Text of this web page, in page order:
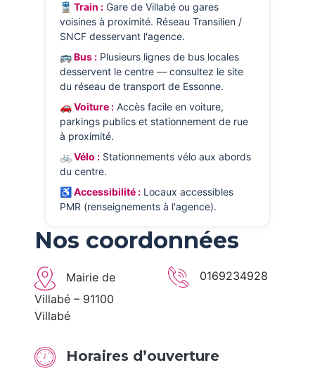
🚆 Train :Gare de Villabé ou gares
voisines à proximité. Réseau Transilien /
SNCF desservant l'agence.
🚌 Bus :Plusieurs lignes de bus locales
desservent le centre — consultez le site
du réseau de transport de Essonne.
🚗 Voiture :Accès facile en voiture,
parkings publics et stationnement de rue
à proximité.
🚲 Vélo :Stationnements vélo aux abords
du centre.
♿ Accessibilité :Locaux accessibles
PMR (renseignements à l'agence).
Nos coordonnées
Mairie de
Villabé – 91100
Villabé
0169234928
Horaires d’ouverture